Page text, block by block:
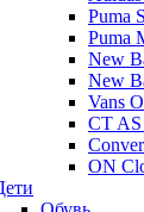
Puma
Puma
New
New
Vans
CT
ON